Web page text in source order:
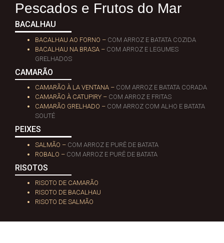
Pescados e Frutos do Mar
BACALHAU
BACALHAU AO FORNO – COM ARROZ E BATATA COZIDA
BACALHAU NA BRASA – COM ARROZ E LEGUMES
GRELHADOS
CAMARÃO
CAMARÃO À LA VENTANA – COM ARROZ E BATATA CORADA
CAMARÃO À CATUPIRY – COM ARROZ E FRITAS
CAMARÃO GRELHADO – COM ARROZ COM ALHO E BATATA
SOUTÉ
PEIXES
SALMÃO – COM ARROZ E PURÊ DE BATATA
ROBALO – COM ARROZ E PURÊ DE BATATA
RISOTOS
RISOTO DE CAMARÃO
RISOTO DE BACALHAU
RISOTO DE SALMÃO